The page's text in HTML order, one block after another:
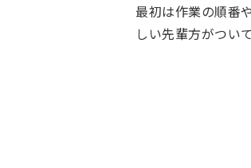
最初は作業の順番
しい先輩方がつい